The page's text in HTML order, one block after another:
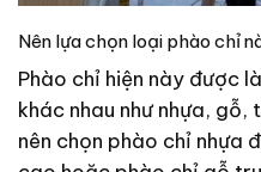
Nên lựa chọn loại phào chỉ
Phào chỉ hiện này được
khác nhau như nhựa, gỗ,
nên chọn phào chỉ nhựa